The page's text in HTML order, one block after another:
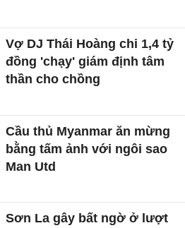
Vợ DJ Thái Hoàng chi 1,4 tỷ
đồng 'chạy' giám định tâm
thần cho chồng
Cầu thủ Myanmar ăn mừng
bằng tấm ảnh với ngôi sao
Man Utd
Sơn La gây bất ngờ ở lượt